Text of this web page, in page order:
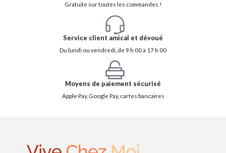
Gratuite sur toutes les commandes !
Service client amical et dévoué
Du lundi ou vendredi, de 9 h 00 à 17 h 00
Moyens de paiement sécurisé
Apple Pay, Google Pay, cartes bancaires